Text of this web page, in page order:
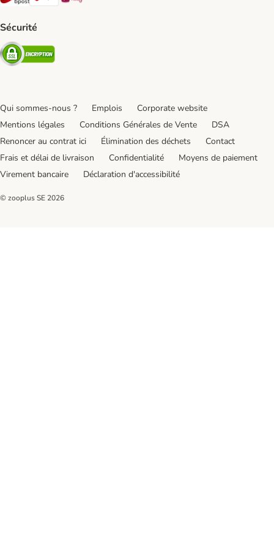
Sécurité
Security
Qui sommes-nous ? Emplois
Corporate website
Mentions légales
Conditions Générales de Vente
DSA
Renoncer au contrat ici
Élimination des déchets
Contact
Frais et délai de livraison
Confidentialité
Moyens de paiement
Virement bancaire
Déclaration d'accessibilité
© zooplus SE 2026